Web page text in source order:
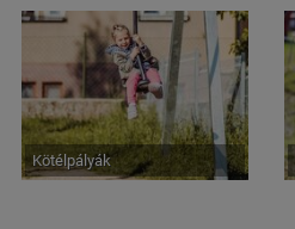
Kötélpályák